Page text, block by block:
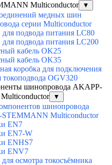
Multiconductor
▼
медных шин
серии Multiconductor
подвода питания LC80
подвода питания LC200
кабель OK25
кабель OK35
коробка для подключения
токоподвода OGV320
шинопровода AKAPP-
▼
шинопровода
Multiconductor
EN7
EN7-W
ENHS7
ENV7
осмотра токосъёмника